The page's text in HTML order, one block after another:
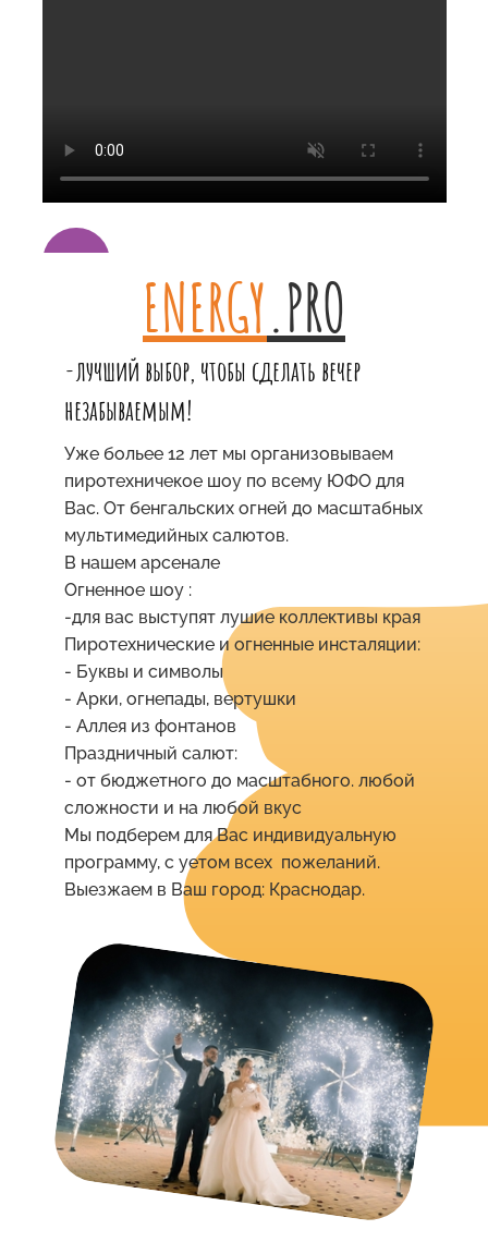
ENERGY.PRO
-лучший выбор, чтобы сделать вечер
незабываемым!
Уже больее 12 лет мы организовываем
пиротехничекое шоу по всему ЮФО для
Вас. От бенгальских огней до масштабных
мультимедийных салютов.
В нашем арсенале
Огненное шоу :
-для вас выступят лушие коллективы края
Пиротехнические и огненные инсталяции:
- Буквы и символы
- Арки, огнепады, вертушки
- Аллея из фонтанов
Праздничный салют:
- от бюджетного до масштабного. любой
сложности и на любой вкус
Мы подберем для Вас индивидуальную
программу, с уетом всех пожеланий.
Выезжаем в Ваш город: Краснодар.